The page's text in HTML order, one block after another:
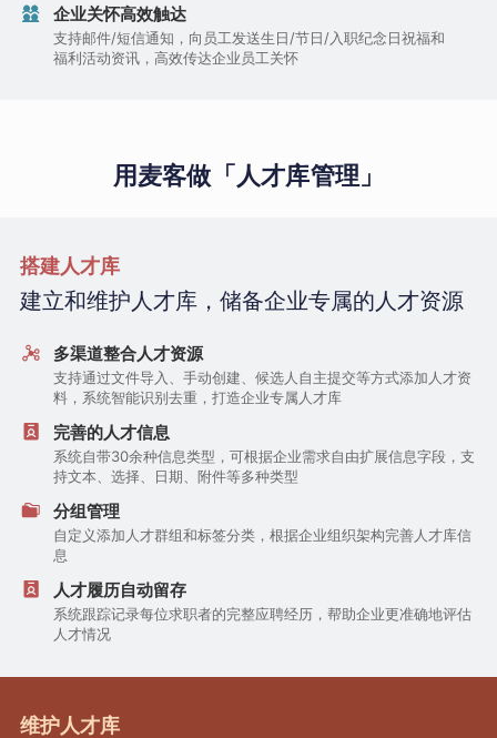
企业关怀高效触达
支持邮件/短信通知，向员工发送生日/节日/入职纪念日祝福和
福利活动资讯，高效传达企业员工关怀
用麦客做「人才库管理」
搭建人才库
建立和维护人才库，储备企业专属的人才资源
多渠道整合人才资源
支持通过文件导入、手动创建、候选人自主提交等方式添加人才资
料，系统智能识别去重，打造企业专属人才库
完善的人才信息
系统自带30余种信息类型，可根据企业需求自由扩展信息字段，支
持文本、选择、日期、附件等多种类型
分组管理
自定义添加人才群组和标签分类，根据企业组织架构完善人才库信
息
人才履历自动留存
系统跟踪记录每位求职者的完整应聘经历，帮助企业更准确地评估
人才情况
维护人才库